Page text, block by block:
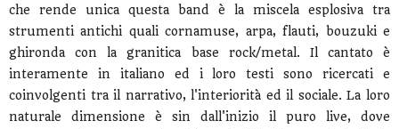
che rende unica questa band è la miscela esplosiva tra
strumenti antichi quali cornamuse, arpa, flauti, bouzuki e
ghironda con la granitica base rock/metal. Il cantato è
interamente in italiano ed i loro testi sono ricercati e
coinvolgenti tra il narrativo, l'interiorità ed il sociale. La loro
naturale dimensione è sin dall'inizio il puro live, dove